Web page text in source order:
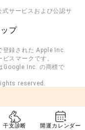
サービスおよび公認サ
プ
登録された Apple Inc.
スマークです。
Google Inc. の商標で
reserved.
干支診断 開運カレンダー